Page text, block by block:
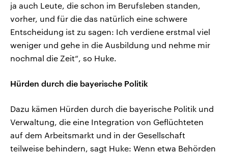
ja auch Leute, die schon im Berufsleben standen,
vorher, und für die das natürlich eine schwere
Entscheidung ist zu sagen: Ich verdiene erstmal viel
weniger und gehe in die Ausbildung und nehme mir
nochmal die Zeit“, so Huke.
Hürden durch die bayerische Politik
Dazu kämen Hürden durch die bayerische Politik und
Verwaltung, die eine Integration von Geflüchteten
auf dem Arbeitsmarkt und in der Gesellschaft
teilweise behindern, sagt Huke: Wenn etwa Behörden